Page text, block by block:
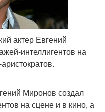
актер Евгений
интеллигентов на
Миронов создал
на сцене и в кино, а